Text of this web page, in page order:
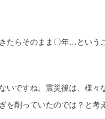
たらそのまま〇年…という
いですね。震災後は、様々
削っていたのでは？と考